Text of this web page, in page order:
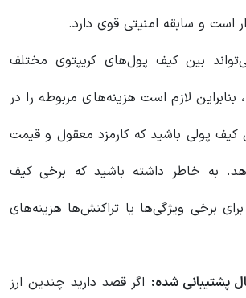
است و سابقه امنیتی قوی دارد.
بین کیف پول‌های کریپتوی مختلف
بنابراین لازم است هزینه‌های مربوطه را در
کیف پولی باشید که کارمزد معقول و قیمت
به خاطر داشته باشید که برخی کیف
برخی ویژگی‌ها یا تراکنش‌ها هزینه‌های
پشتیبانی شده: اگر قصد دارید چندین ارز